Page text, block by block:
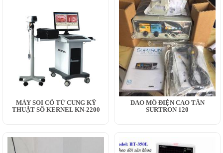
MÁY SOI CỔ TỬ CUNG KỸ
THUẬT SỐ KERNEL KN-2200
DAO MỔ ĐIỆN CAO TẦN
SURTRON 120